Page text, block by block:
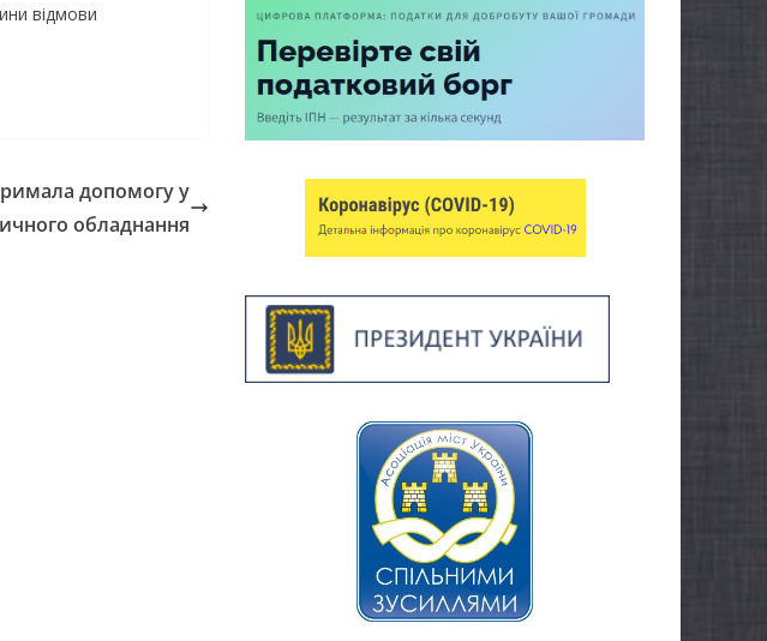
відмови
допомогу у
обладнання